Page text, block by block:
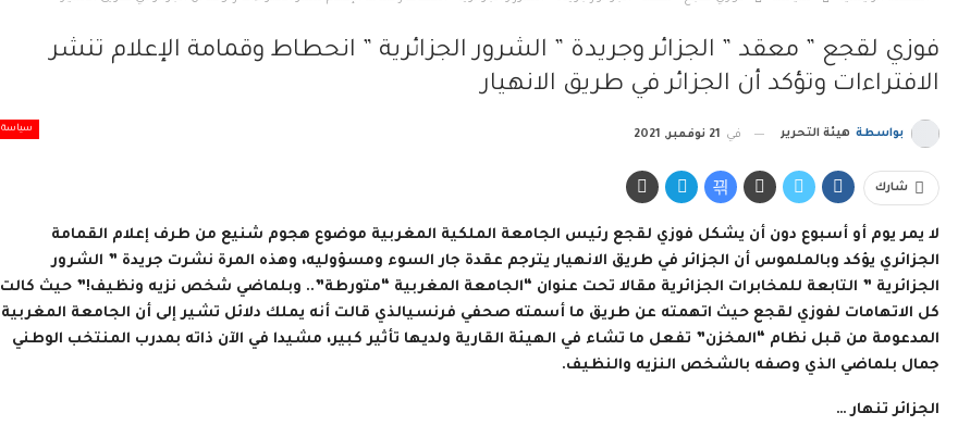
فوزي لقجع ” معقد ” الجزائر وجريدة ” الشرور الجزائرية ” انحطاط وقمامة الإعلام تنشر
الافتراءات وتؤكد أن الجزائر في طريق الانهيار
سياسة بواسطة هيئة التحرير في 21 نوفمبر, 2021
شارك
لا يمر يوم أو أسبوع دون أن يشكل فوزي لقجع رئيس الجامعة الملكية المغربية موضوع هجوم شنيع من طرف إعلام القمامة
الجزائري يؤكد وبالملموس أن الجزائر في طريق الانهيار يترجم عقدة جار السوء ومسؤوليه، وهذه المرة نشرت جريدة ” الشرور
الجزائرية ” التابعة للمخابرات الجزائرية مقالا تحت عنوان “الجامعة المغربية “متورطة”.. وبلماضي شخص نزيه ونظيف!” حيث كالت
كل الاتهامات لفوزي لقجع حيث اتهمته عن طريق ما أسمته صحفي فرنسيالذي قالت أنه يملك دلائل تشير إلى أن الجامعة المغربية
المدعومة من قبل نظام “المخزن” تفعل ما تشاء في الهيئة القارية ولديها تأثير كبير، مشيدا في الآن ذاته بمدرب المنتخب الوطني
جمال بلماضي الذي وصفه بالشخص النزيه والنظيف.
الجزائر تنهار …